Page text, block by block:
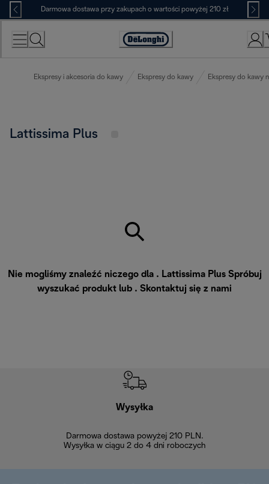
Skip
to
Content
Darmowa dostawa przy zakupach o wartości powyżej 210 zł
Deklaracja
Ekspresy i akcesoria do kawy Ekspresy do kawy Ekspresy do kawy
Lattissima Plus
Nie mogliśmy znaleźć niczego dla . Lattissima Plus Spróbuj
wyszukać produkt lub . Skontaktuj się z nami
Wysyłka
Darmowa dostawa powyżej 210 PLN.
Wysyłka w ciągu 2 do 4 dni roboczych